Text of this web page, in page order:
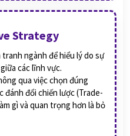
ngành để hiểu lý do sự
các lĩnh vực.
qua việc chọn đúng
đánh đổi chiến lược (Trade-
gì và quan trọng hơn là bỏ
Strategy